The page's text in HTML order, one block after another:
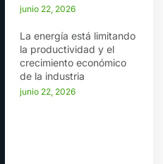
junio 22, 2026
La energía está limitando
la productividad y el
crecimiento económico
de la industria
junio 22, 2026